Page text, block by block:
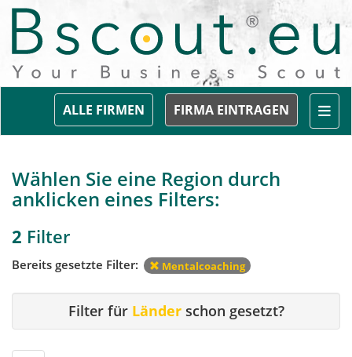
FIRMA EINTRAGEN
ALLE FIRMEN
Wählen Sie eine Region durch
anklicken eines Filters:
2 Filter
Bereits gesetzte Filter: Mentalcoaching
Filter für Länderschon gesetzt?